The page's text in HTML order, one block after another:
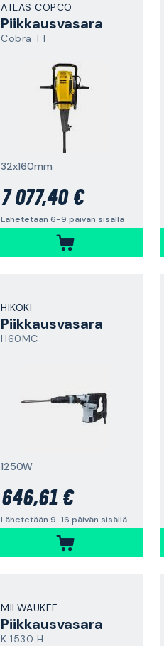
ATLAS COPCO
Piikkausvasara
Cobra TT
32x160mm
7 077,40 €
Lähetetään 6-9 päivän sisällä
HIKOKI
Piikkausvasara
H60MC
1250W
646,61 €
Lähetetään 9-16 päivän sisällä
MILWAUKEE
Piikkausvasara
K 1530 H